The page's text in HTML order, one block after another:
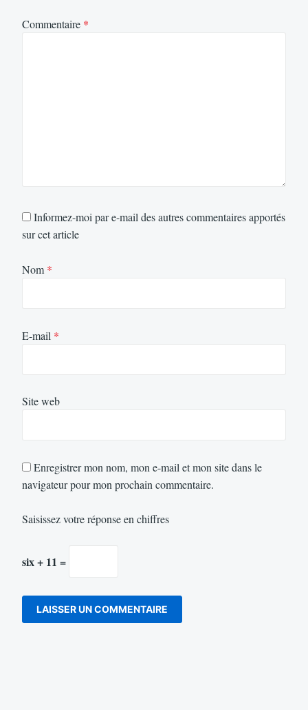
Commentaire *
Informez-moi par e-mail des autres commentaires apportés
sur cet article
Nom *
E-mail *
Site web
Enregistrer mon nom, mon e-mail et mon site dans le
navigateur pour mon prochain commentaire.
Saisissez votre réponse en chiffres
six + 11 =